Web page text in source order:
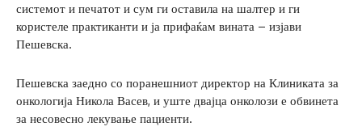
системот и печатот и сум ги оставила на шалтер и ги
користеле практиканти и ја прифаќам вината – изјави
Пешевска.
Пешевска заедно со поранешниот директор на Клиниката за
онкологија Никола Васев, и уште двајца онколози е обвинета
за несовесно лекување пациенти.